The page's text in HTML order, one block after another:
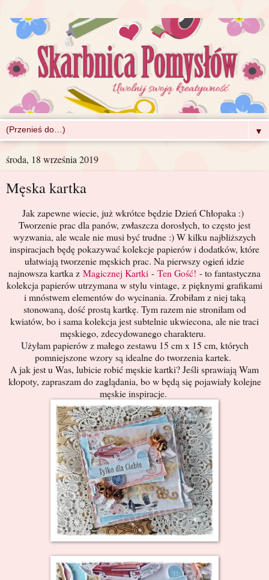
▼
środa, 18 września 2019
Męska kartka
Jak zapewne wiecie, już wkrótce będzie Dzień Chłopaka :)
Tworzenie prac dla panów, zwłaszcza dorosłych, to często jest
wyzwania, ale wcale nie musi być trudne :) W kilku najbliższych
inspiracjach będę pokazywać kolekcje papierów i dodatków, które
ułatwiają tworzenie męskich prac. Na pierwszy ogień idzie
najnowsza kartka z Magicznej Kartki - Ten Gość! - to fantastyczna
kolekcja papierów utrzymana w stylu vintage, z pięknymi grafikami
i mnóstwem elementów do wycinania. Zrobiłam z niej taką
stonowaną, dość prostą kartkę. Tym razem nie stroniłam od
kwiatów, bo i sama kolekcja jest subtelnie ukwiecona, ale nie traci
męskiego, zdecydowanego charakteru.
Użyłam papierów z małego zestawu 15 cm x 15 cm, których
pomniejszone wzory są idealne do tworzenia kartek.
A jak jest u Was, lubicie robić męskie kartki? Jeśli sprawiają Wam
kłopoty, zapraszam do zaglądania, bo w będą się pojawiały kolejne
męskie inspiracje.